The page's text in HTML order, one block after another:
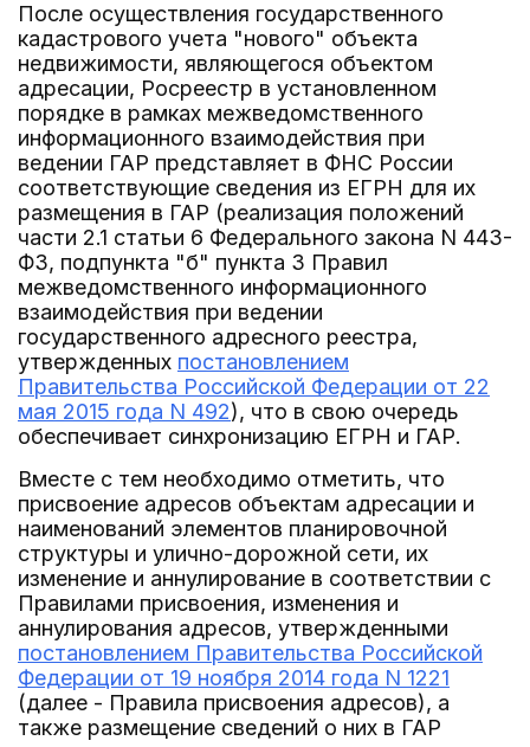
После осуществления государственного
кадастрового учета "нового" объекта
недвижимости, являющегося объектом
адресации, Росреестр в установленном
порядке в рамках межведомственного
информационного взаимодействия при
ведении ГАР представляет в ФНС России
соответствующие сведения из ЕГРН для их
размещения в ГАР (реализация положений
части 2.1 статьи 6 Федерального закона N 443-
ФЗ, подпункта "б" пункта 3 Правил
межведомственного информационного
взаимодействия при ведении
государственного адресного реестра,
утвержденных постановлением
Правительства Российской Федерации от 22
мая 2015 года N 492), что в свою очередь
обеспечивает синхронизацию ЕГРН и ГАР.
Вместе с тем необходимо отметить, что
присвоение адресов объектам адресации и
наименований элементов планировочной
структуры и улично-дорожной сети, их
изменение и аннулирование в соответствии с
Правилами присвоения, изменения и
аннулирования адресов, утвержденными
постановлением Правительства Российской
Федерации от 19 ноября 2014 года N 1221
(далее - Правила присвоения адресов), а
также размещение сведений о них в ГАР